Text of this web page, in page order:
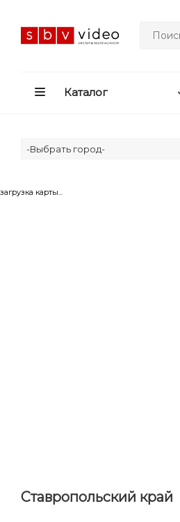
Каталог
-Выбрать город-
загрузка карты...
Ставропольский край